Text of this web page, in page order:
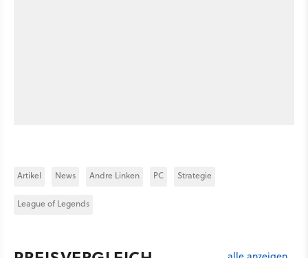
Artikel News Andre Linken PC Strategie
League of Legends